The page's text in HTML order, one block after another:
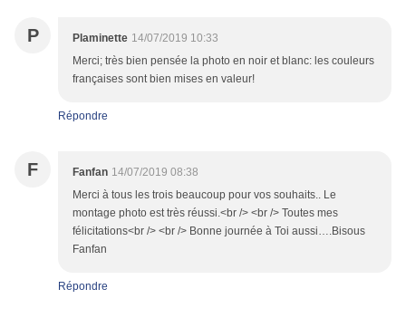
P Plaminette 14/07/2019 10:33
Merci; très bien pensée la photo en noir et blanc: les couleurs
françaises sont bien mises en valeur!
Répondre
F Fanfan 14/07/2019 08:38
Merci à tous les trois beaucoup pour vos souhaits.. Le
montage photo est très réussi.<br /> <br /> Toutes mes
félicitations<br /> <br /> Bonne journée à Toi aussi….Bisous
Fanfan
Répondre